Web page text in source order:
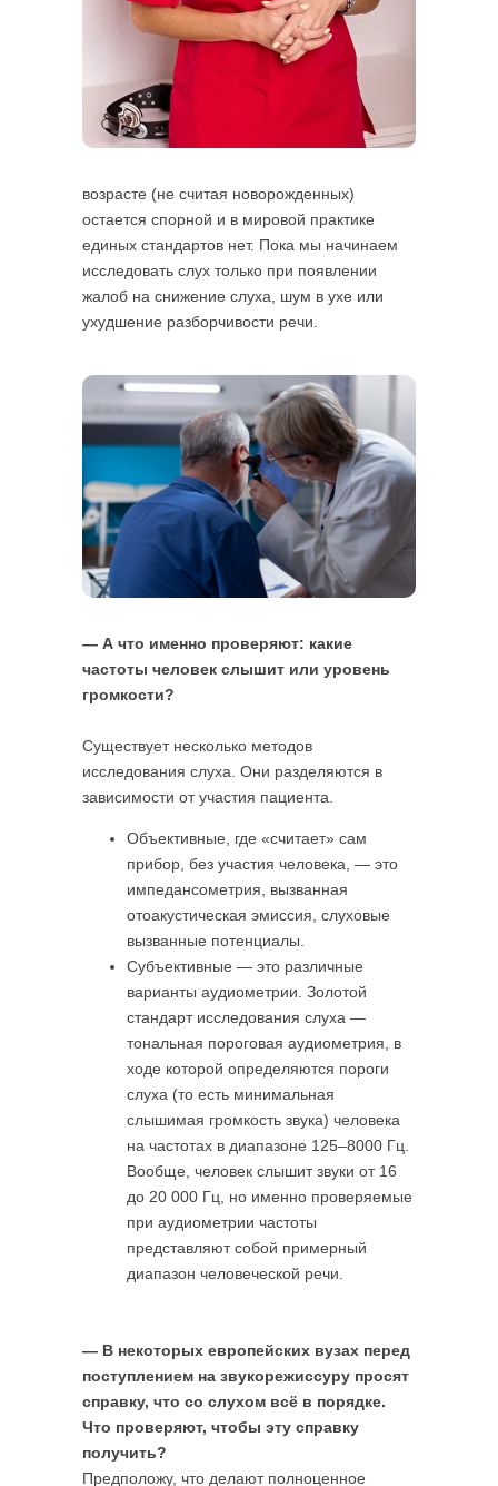
— А что именно проверяют: какие
частоты человек слышит или уровень
громкости?
Существует несколько методов
исследования слуха. Они разделяются в
зависимости от участия пациента.
Объективные, где «считает» сам
прибор, без участия человека, — это
импедансометрия, вызванная
отоакустическая эмиссия, слуховые
вызванные потенциалы.
Субъективные — это различные
варианты аудиометрии. Золотой
стандарт исследования слуха —
тональная пороговая аудиометрия, в
ходе которой определяются пороги
слуха (то есть минимальная
слышимая громкость звука) человека
на частотах в диапазоне 125–8000 Гц.
Вообще, человек слышит звуки от 16
до 20 000 Гц, но именно проверяемые
при аудиометрии частоты
представляют собой примерный
диапазон человеческой речи.
— В некоторых европейских вузах перед
поступлением на звукорежиссуру просят
справку, что со слухом всё в порядке.
Что проверяют, чтобы эту справку
получить?
Предположу, что делают полноценное
возрасте (не считая новорожденных)
остается спорной и в мировой практике
единых стандартов нет. Пока мы начинаем
исследовать слух только при появлении
жалоб на снижение слуха, шум в ухе или
ухудшение разборчивости речи.